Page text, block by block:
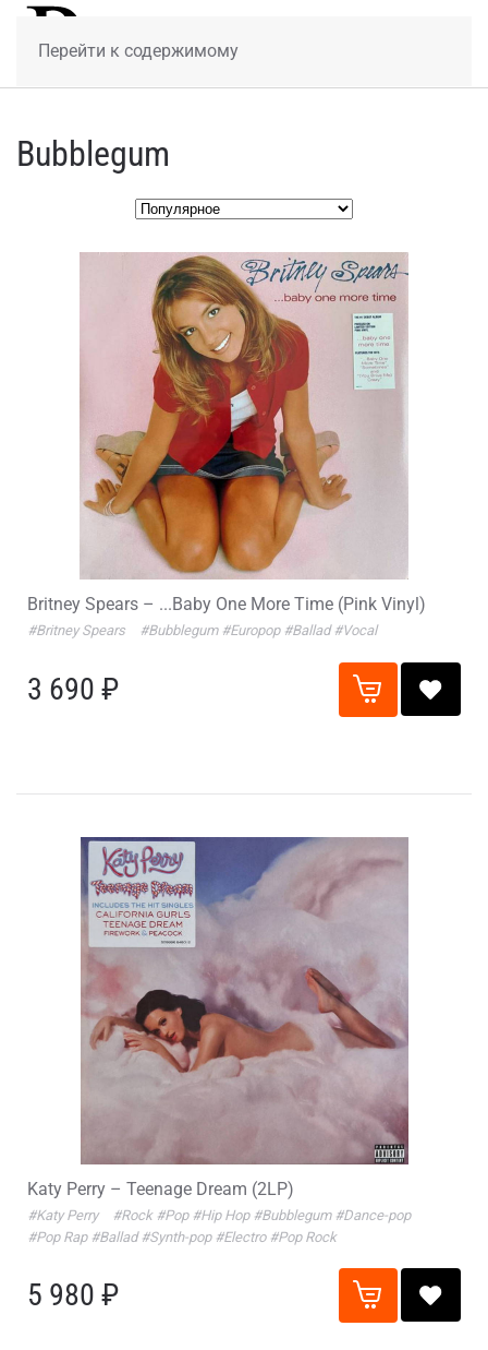
Перейти к содержимому
Bubblegum
Britney Spears – ...Baby One More Time (Pink Vinyl)
#Britney Spears #Bubblegum #Europop #Ballad #Vocal
3 690 ₽
Katy Perry – Teenage Dream (2LP)
#Katy Perry #Rock #Pop #Hip Hop #Bubblegum #Dance-pop
#Pop Rap #Ballad #Synth-pop #Electro #Pop Rock
5 980 ₽